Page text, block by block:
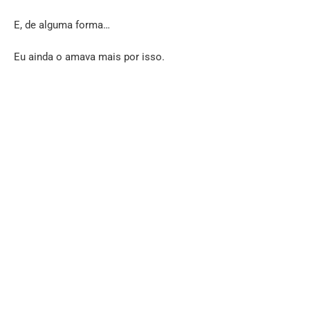
E, de alguma forma…
Eu ainda o amava mais por isso.